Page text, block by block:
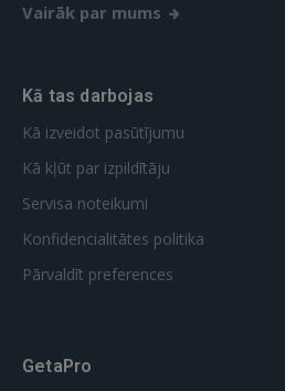
Vairāk par mums
Kā tas darbojas
Kā izveidot pasūtījumu
Kā kļūt par izpildītāju
Servisa noteikumi
Konfidencialitātes politika
Pārvaldīt preferences
GetaPro